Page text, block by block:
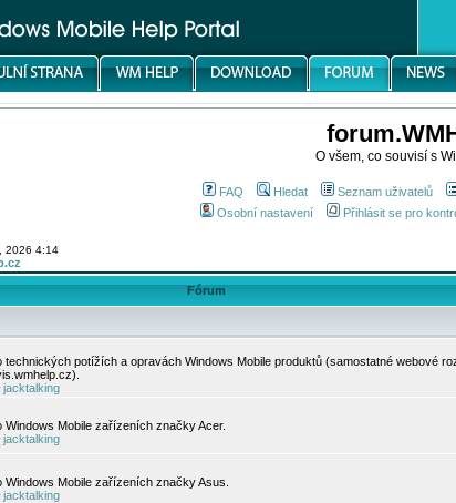
O všem, co souvisí s
FAQ Hledat Seznam uživatelů
Osobní nastavení
Přihlásit se pro
2026 4:14
Fórum
technických potížích a opravách Windows Mobile produktů (samostatné webové
jacktalking
Windows Mobile zařízeních značky Acer.
jacktalking
Windows Mobile zařízeních značky Asus.
jacktalking